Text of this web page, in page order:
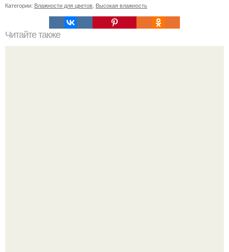
Категории: Влажности для цветов Высокая влажность
Читайте также